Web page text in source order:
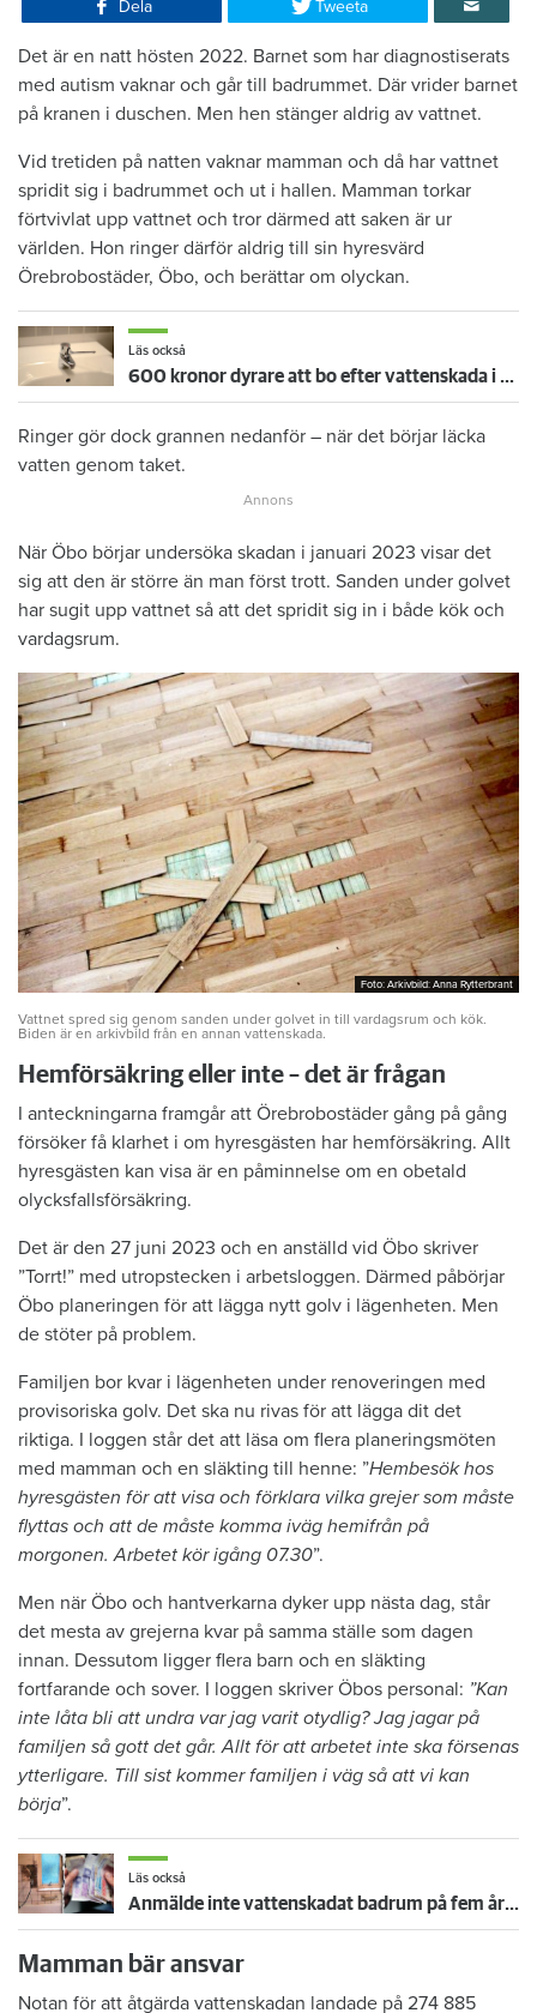
Dela Tweeta
Det är en natt hösten 2022. Barnet som har diagnostiserats
med autism vaknar och går till badrummet. Där vrider barnet
på kranen i duschen. Men hen stänger aldrig av vattnet.
Vid tretiden på natten vaknar mamman och då har vattnet
spridit sig i badrummet och ut i hallen. Mamman torkar
förtvivlat upp vattnet och tror därmed att saken är ur
världen. Hon ringer därför aldrig till sin hyresvärd
Örebrobostäder, Öbo, och berättar om olyckan.
Läs också
600 kronor dyrare att bo efter vattenskada i Varberg
Ringer gör dock grannen nedanför – när det börjar läcka
vatten genom taket.
När Öbo börjar undersöka skadan i januari 2023 visar det
sig att den är större än man först trott. Sanden under golvet
har sugit upp vattnet så att det spridit sig in i både kök och
vardagsrum.
Foto: Arkivbild: Anna Rytterbrant
Foto: Arkivbild: Anna Rytterbrant
Vattnet spred sig genom sanden under golvet in till vardagsrum och kök.
Biden är en arkivbild från en annan vattenskada.
Hemförsäkring eller inte – det är frågan
I anteckningarna framgår att Örebrobostäder gång på gång
försöker få klarhet i om hyresgästen har hemförsäkring. Allt
hyresgästen kan visa är en påminnelse om en obetald
olycksfallsförsäkring.
Det är den 27 juni 2023 och en anställd vid Öbo skriver
”Torrt!” med utropstecken i arbetsloggen. Därmed påbörjar
Öbo planeringen för att lägga nytt golv i lägenheten. Men
de stöter på problem.
Familjen bor kvar i lägenheten under renoveringen med
provisoriska golv. Det ska nu rivas för att lägga dit det
riktiga. I loggen står det att läsa om flera planeringsmöten
med mamman och en släkting till henne: ”Hembesök hos
hyresgästen för att visa och förklara vilka grejer som måste
flyttas och att de måste komma iväg hemifrån på
morgonen. Arbetet kör igång 07.30”.
Men när Öbo och hantverkarna dyker upp nästa dag, står
det mesta av grejerna kvar på samma ställe som dagen
innan. Dessutom ligger flera barn och en släkting
fortfarande och sover. I loggen skriver Öbos personal: ”Kan
inte låta bli att undra var jag varit otydlig? Jag jagar på
familjen så gott det går. Allt för att arbetet inte ska försenas
ytterligare. Till sist kommer familjen i väg så att vi kan
börja”.
Läs också
Anmälde inte vattenskadat badrum på fem år – krävs på 125 000 kronor
Mamman bär ansvar
Notan för att åtgärda vattenskadan landade på 274 885